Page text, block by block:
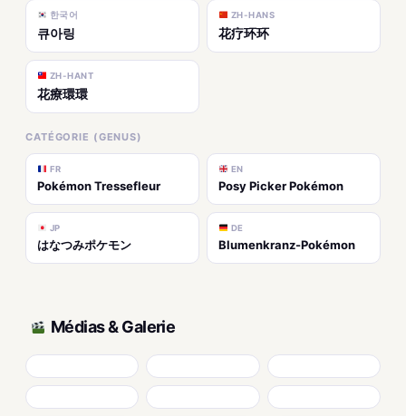
한국어
큐아링
ZH-HANS
花疗环环
ZH-HANT
花療環環
CATÉGORIE (GENUS)
FR
Pokémon Tressefleur
EN
Posy Picker Pokémon
JP
はなつみポケモン
DE
Blumenkranz-Pokémon
Médias & Galerie